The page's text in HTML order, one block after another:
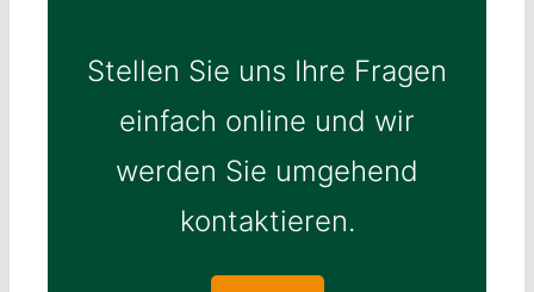
Stellen Sie uns Ihre Fragen
einfach online und wir
werden Sie umgehend
kontaktieren.